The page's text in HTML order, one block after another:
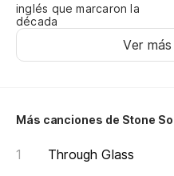
inglés que marcaron la
década
Ver
Más canciones de Stone
Through Glass